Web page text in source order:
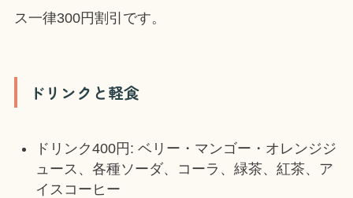
ス一律300円割引です。
ドリンクと軽食
ドリンク400円: ベリー・マンゴー・オレンジジ
ュース、各種ソーダ、コーラ、緑茶、紅茶、ア
イスコーヒー